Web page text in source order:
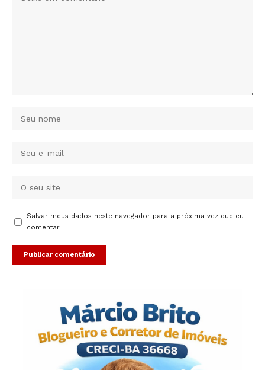
Salvar meus dados neste navegador para a próxima vez que eu
comentar.